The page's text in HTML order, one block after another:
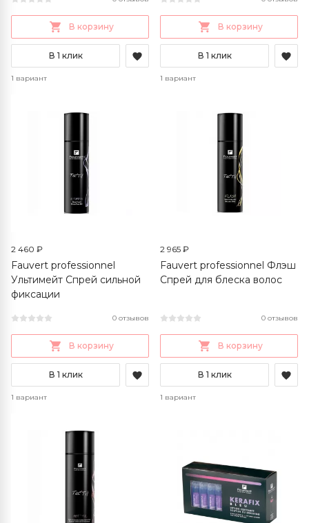
В корзину
В 1 клик
1 вариант
В корзину
В 1 клик
1 вариант
2 460 ₽
Fauvert professionnel
Ультимейт Спрей сильной
фиксации
0 отзывов
В корзину
В 1 клик
1 вариант
2 965 ₽
Fauvert professionnel Флэш
Спрей для блеска волос
0 отзывов
В корзину
В 1 клик
1 вариант